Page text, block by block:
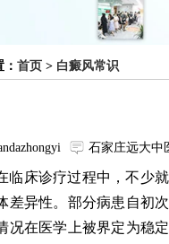
首页 > 白癜风常识
石家庄远大中
临床诊疗过程中，不少
差异性。部分病患自初
况在医学上被界定为稳